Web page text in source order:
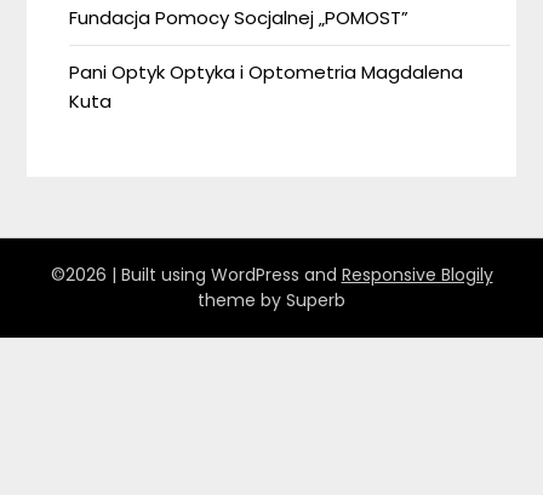
Fundacja Pomocy Socjalnej „POMOST”
Pani Optyk Optyka i Optometria Magdalena
Kuta
©2026 | Built using WordPress and Responsive Blogily
theme by Superb